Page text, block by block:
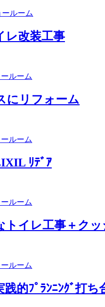
ルーム
レ改装工事
ルーム
にリフォーム
ルーム
ﾘﾃﾞｱ
ルーム
トイレ工事＋ク
ルーム
践的ﾌﾟﾗﾝﾆﾝｸﾞ打ち